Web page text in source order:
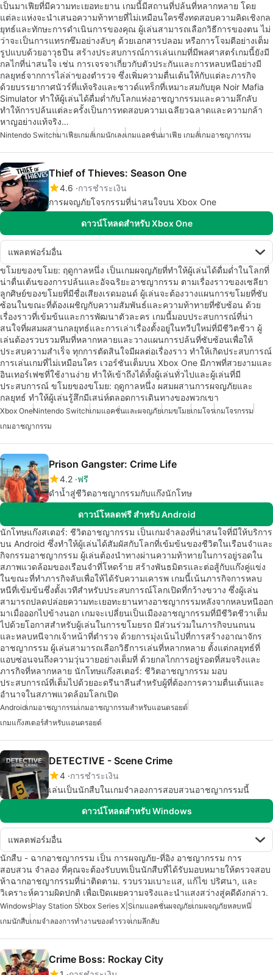
เป็นมาเฟียที่มีความทะเยอทะยาน เกมนี้มีสถานที่ปล้นที่หลากหลาย โดย
แต่ละแห่งจะนำเสนอความท้าทายที่ไม่เหมือนใครซึ่งทดสอบความคิดเชิงกล
ยุทธ์และทักษะการดำเนินการของคุณ ผู้เล่นสามารถเลือกวิธีการของตน ไม่
ว่าจะเป็นการแทรกซึมอย่างลับๆ ด้วยเอกสารปลอม หรือการโจมตีอย่างเต็ม
รูปแบบด้วยอาวุธปืน สร้างประสบการณ์การเล่นเกมที่มีพลศาสตร์เกมนี้ยังมี
กลไกที่น่าสนใจ เช่น การเจรจาเกี่ยวกับตัวประกันและการหลบหนีอย่างมี
กลยุทธ์จากการไล่ล่าของตำรวจ ซึ่งเพิ่มความตื่นเต้นให้กับแต่ละภารกิจ
ด้วยบรรยากาศนัวร์ที่แท้จริงและซาวด์แทร็กที่เหมาะสมกับยุค Noir Mafia
Simulator ทำให้ผู้เล่นได้ดื่มด่ำกับโลกแห่งอาชญากรรมและความลึกลับ
ทำให้การปล้นแต่ละครั้งเป็นการทดสอบความเฉลียวฉลาดและความกล้า
หาญอย่างแท้จริง…
Nintendo Switchมาเฟียเกมส์เกมนักเลงเกมแอคชั่นมาเฟีย เกมส์เกมอาชญากรรม
Thief of Thieves: Season One
4.6 การชำระเงิน
การผจญภัยโจรกรรมที่น่าสนใจบน Xbox One
ดาวน์โหลดสำหรับ Xbox One
แพลตฟอร์มอื่น
ขโมยของขโมย: ฤดูกาลหนึ่ง เป็นเกมผจญภัยที่ทำให้ผู้เล่นได้ดื่มด่ำในโลกที่
น่าตื่นเต้นของการปล้นและอัจฉริยะอาชญากรรม ตามเรื่องราวของเซลียา
ลูกศิษย์ของขโมยที่มีชื่อเสียงเรดมอนด์ ผู้เล่นจะต้องวางแผนการขโมยที่ซับ
ซ้อนในขณะที่ต้องเผชิญกับความสัมพันธ์และความท้าทายที่ซับซ้อน ด้วย
เรื่องราวที่เข้มข้นและการพัฒนาตัวละคร เกมนี้มอบประสบการณ์ที่น่า
สนใจที่ผสมผสานกลยุทธ์และการเล่าเรื่องตั้งอยู่ในทวีปใหม่ที่มีชีวิตชีวา ผู้
เล่นต้องรวบรวมทีมที่หลากหลายและวางแผนการปล้นที่ซับซ้อนเพื่อให้
ประสบความสำเร็จ ทุกการตัดสินใจมีผลต่อเรื่องราว ทำให้เกิดประสบการณ์
การเล่นเกมที่ไม่เหมือนใคร เวอร์ชันเต็มบน Xbox One มีภาพที่สวยงามและ
อินเทอร์เฟซที่ใช้งานง่าย ทำให้เข้าถึงได้ทั้งผู้เล่นทั่วไปและผู้เล่นที่มี
ประสบการณ์ ขโมยของขโมย: ฤดูกาลหนึ่ง ผสมผสานการผจญภัยและ
กลยุทธ์ ทำให้ผู้เล่นรู้สึกมีเสน่ห์ตลอดการเดินทางของพวกเขา
Xbox OneNintendo Switchเกมแอคชั่นและผจญภัยเกมขโมยเกมโจรเกมโจรกรรม
เกมอาชญากรรม
Prison Gangster: Crime Life
4.2 ฟรี
ดำน้ำสู่ชีวิตอาชญากรรมกับแก๊งนักโทษ
ดาวน์โหลดฟรี สำหรับ Android
นักโทษแก๊งสเตอร์: ชีวิตอาชญากรรม เป็นเกมจำลองที่น่าสนใจที่มีให้บริการ
บน Android ซึ่งทำให้ผู้เล่นได้สัมผัสกับโลกที่เข้มข้นของชีวิตในเรือนจำและ
กิจกรรมอาชญากรรม ผู้เล่นต้องนำทางผ่านความท้าทายในการอยู่รอดใน
สภาพแวดล้อมของเรือนจำที่โหดร้าย สร้างพันธมิตรและต่อสู้กับแก๊งคู่แข่ง
ในขณะที่ทำภารกิจลับเพื่อให้ได้รับความเคารพ เกมนี้เน้นภารกิจการหลบ
หนีที่เข้มข้นซึ่งตั้งเวทีสำหรับประสบการณ์โลกเปิดที่กว้างขวาง ซึ่งผู้เล่น
สามารถปลดปล่อยความทะเยอทะยานทางอาชญากรรมหลังจากหลบหนีออก
มาเมื่อออกไปข้างนอก เกมจะเปลี่ยนเป็นเมืองอาชญากรรมที่มีชีวิตชีวาเต็ม
ไปด้วยโอกาสสำหรับผู้เล่นในการขโมยรถ มีส่วนร่วมในภารกิจบนถนน
และหลบหนีจากเจ้าหน้าที่ตำรวจ ด้วยการมุ่งเน้นไปที่การสร้างอาณาจักร
อาชญากรรม ผู้เล่นสามารถเลือกวิธีการเล่นที่หลากหลาย ตั้งแต่กลยุทธ์ที่
แอบซ่อนจนถึงความวุ่นวายอย่างเต็มที่ ด้วยกลไกการอยู่รอดที่สมจริงและ
ภารกิจที่หลากหลาย นักโทษแก๊งสเตอร์: ชีวิตอาชญากรรม มอบ
ประสบการณ์ที่เต็มไปด้วยอะดรีนาลีนสำหรับผู้ที่ต้องการความตื่นเต้นและ
อำนาจในสภาพแวดล้อมโลกเปิด
Androidเกมอาชญากรรมเกมอาชญากรรมสำหรับแอนดรอยด์
เกมแก๊งสเตอร์สำหรับแอนดรอยด์
DETECTIVE - Scene Crime
4 การชำระเงิน
เล่นเป็นนักสืบในเกมจำลองการสอบสวนอาชญากรรมนี้
ดาวน์โหลดสำหรับ Windows
แพลตฟอร์มอื่น
นักสืบ - ฉากอาชญากรรม เป็น การผจญภัย-ที่อิง อาชญากรรม การ
สอบสวน จำลอง ที่คุณจะต้องรับบทเป็นนักสืบที่ได้รับมอบหมายให้ตรวจสอบ
ห้าฉากอาชญากรรมที่น่าติดตาม. รวบรวมเบาะแส, แก้ไข ปริศนา, และ
วิเคราะห์ความผิดปกติ เพื่อเปิดเผยความจริงและนำแสงสว่างสู่คดีดังกล่าว.
WindowsPlay Station 5Xbox Series X|Sเกมแอคชั่นผจญภัยเกมผจญภัยหลบหนี
เกมนักสืบเกมจำลองการทำงานของตำรวจเกมลึกลับ
Crime Boss: Rockay City